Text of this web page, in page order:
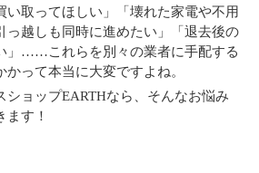
い取ってほしい」「壊れた家電や不用
っ越しも同時に進めたい」「退去後の
」……これらを別々の業者に手配する
って本当に大変ですよね。
ショップEARTHなら、そんなお悩み
ます！